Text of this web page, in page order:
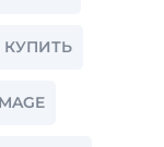
КУПИТЬ